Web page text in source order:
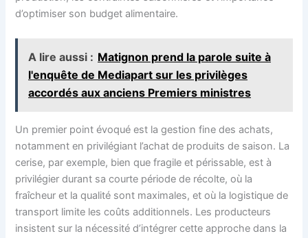
d’optimiser son budget alimentaire.
A lire aussi : Matignon prend la parole suite à
l'enquête de Mediapart sur les privilèges
accordés aux anciens Premiers ministres
Un premier point évoqué est la gestion fine des achats,
notamment en privilégiant l’achat de produits de saison. La
cerise, par exemple, bien que fragile et périssable, est à
privilégier durant sa courte période de récolte, où la
fraîcheur et la qualité sont maximales, et où la logistique de
transport limite les coûts additionnels. Les producteurs
insistent sur la nécessité d’intégrer cette approche dans la